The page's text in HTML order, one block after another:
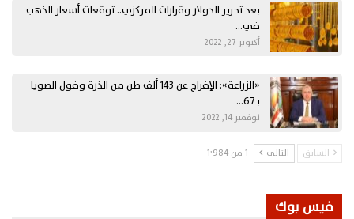
بعد تحرير الدولار وقرارات المركزي.. توقعات أسعار الذهب
في…
أكتوبر 27, 2022
«الزراعة»: الإفراج عن 143 ألف طن من الذرة وفول الصويا
بـ67…
نوفمبر 14, 2022
السابق التالي 1 من 1٬984
فيس بوك